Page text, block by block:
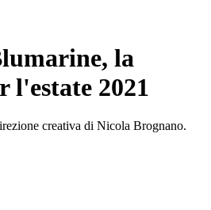
la
l'estate 2021
creativa di Nicola Brognano.